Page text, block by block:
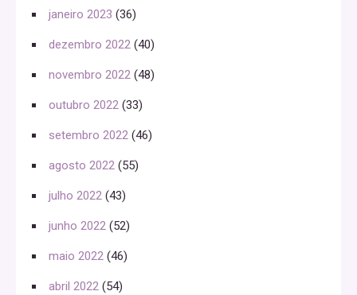
janeiro 2023 (36)
dezembro 2022 (40)
novembro 2022 (48)
outubro 2022 (33)
setembro 2022 (46)
agosto 2022 (55)
julho 2022 (43)
junho 2022 (52)
maio 2022 (46)
abril 2022 (54)